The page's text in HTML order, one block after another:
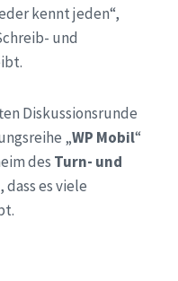
kennt jeden“,
und
Diskussionsrunde
„WP Mobil“
des Turn- und
es viele